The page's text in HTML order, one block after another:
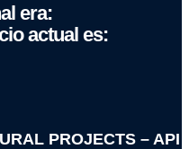
era:
actual es:
PROJECTS – API